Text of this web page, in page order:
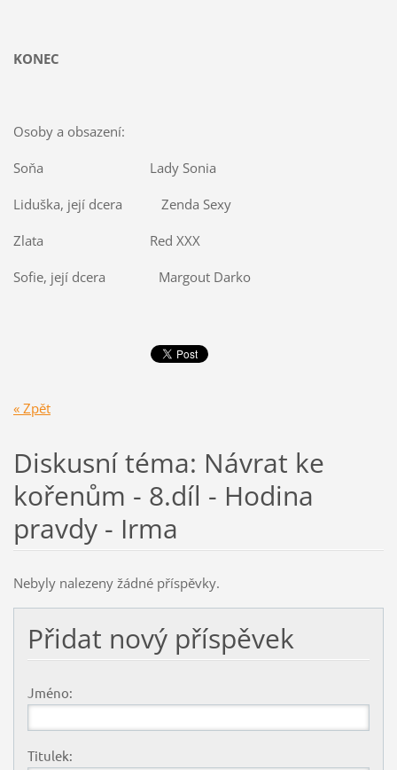
KONEC
Osoby a obsazení:
Soňa Lady Sonia
Liduška, její dcera Zenda Sexy
Zlata Red XXX
Sofie, její dcera Margout Darko
« Zpět
Diskusní téma: Návrat ke
kořenům - 8.díl - Hodina
pravdy - Irma
Nebyly nalezeny žádné příspěvky.
Přidat nový příspěvek
Jméno:
Titulek: